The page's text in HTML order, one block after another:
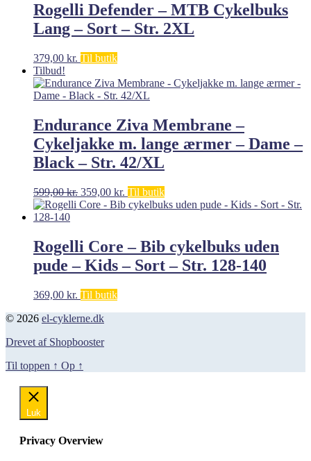
Rogelli Defender – MTB Cykelbuks
Lang – Sort – Str. 2XL
379,00 kr. Til butik
Tilbud!
Endurance Ziva Membrane –
Cykeljakke m. lange ærmer – Dame –
Black – Str. 42/XL
599,00kr. Den
oprindelige
599,00 kr..
359,00 kr. Den
aktuelle
359,00 kr..
Til butik
Rogelli Core – Bib cykelbuks uden
pude – Kids – Sort – Str. 128-140
369,00 kr. Til butik
© 2026 el-cyklerne.dk
Drevet af Shopbooster
Til toppen ↑ Op ↑
Luk
Privacy Overview